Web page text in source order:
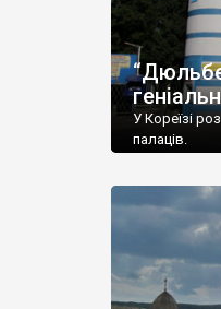
У Кореїзі
палаців.